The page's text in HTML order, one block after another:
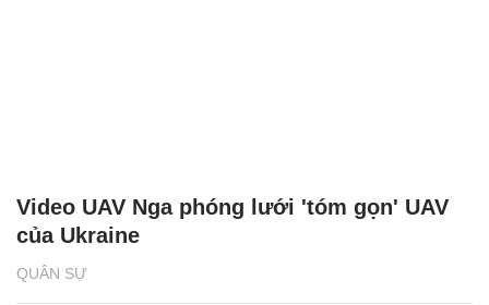
QUÂN SỰ
Video UAV Nga phóng lưới 'tóm gọn' UAV
của Ukraine